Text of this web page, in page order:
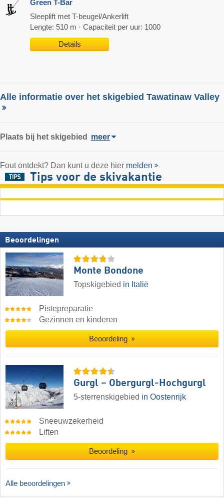
Green T-Bar
Sleeplift met T-beugel/Ankerlift
Lengte: 510 m · Capaciteit per uur: 1000
Details
Alle informatie over het skigebied Tawatinaw Valley
Plaats bij het skigebied meer
Fout ontdekt? Dan kunt u deze hier melden
Tips voor de skivakantie
Beoordelingen
Monte Bondone
Topskigebied in Italië
Pistepreparatie
Gezinnen en kinderen
Beoordeling
Gurgl – Obergurgl-Hochgurgl
5-sterrenskigebied in Oostenrijk
Sneeuwzekerheid
Liften
Beoordeling
Alle beoordelingen